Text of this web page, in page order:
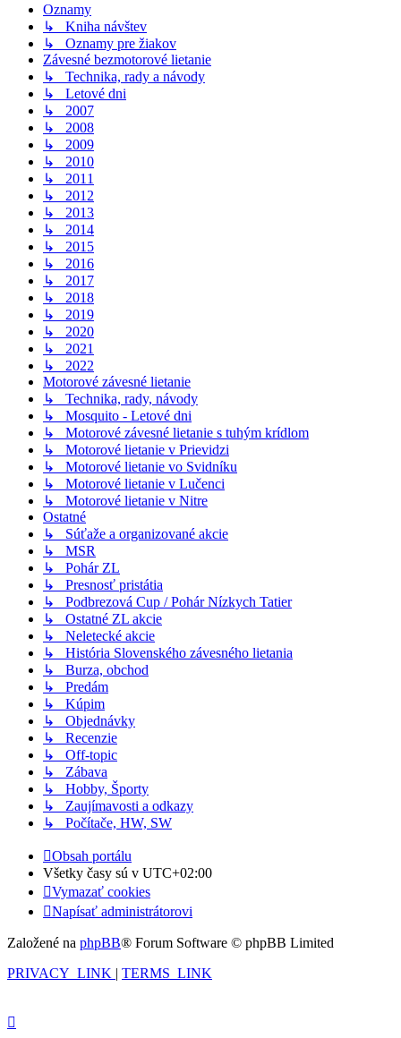
Oznamy
↳ Kniha návštev
↳ Oznamy pre žiakov
Závesné bezmotorové lietanie
↳ Technika, rady a návody
↳ Letové dni
↳ 2007
↳ 2008
↳ 2009
↳ 2010
↳ 2011
↳ 2012
↳ 2013
↳ 2014
↳ 2015
↳ 2016
↳ 2017
↳ 2018
↳ 2019
↳ 2020
↳ 2021
↳ 2022
Motorové závesné lietanie
↳ Technika, rady, návody
↳ Mosquito - Letové dni
↳ Motorové závesné lietanie s tuhým krídlom
↳ Motorové lietanie v Prievidzi
↳ Motorové lietanie vo Svidníku
↳ Motorové lietanie v Lučenci
↳ Motorové lietanie v Nitre
Ostatné
↳ Súťaže a organizované akcie
↳ MSR
↳ Pohár ZL
↳ Presnosť pristátia
↳ Podbrezová Cup / Pohár Nízkych Tatier
↳ Ostatné ZL akcie
↳ Neletecké akcie
↳ História Slovenského závesného lietania
↳ Burza, obchod
↳ Predám
↳ Kúpim
↳ Objednávky
↳ Recenzie
↳ Off-topic
↳ Zábava
↳ Hobby, Športy
↳ Zaujímavosti a odkazy
↳ Počítače, HW, SW
Obsah portálu
Všetky časy sú v UTC+02:00
Vymazať cookies
Napísať administrátorovi
Založené na phpBB® Forum Software © phpBB Limited
PRIVACY_LINK | TERMS_LINK